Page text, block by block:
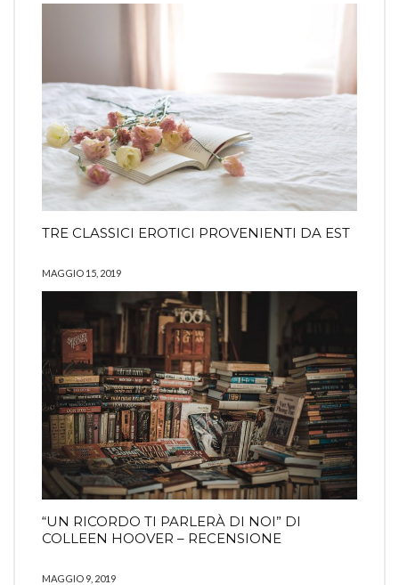
TRE CLASSICI EROTICI PROVENIENTI DA EST
MAGGIO 15, 2019
“UN RICORDO TI PARLERÀ DI NOI” DI
COLLEEN HOOVER – RECENSIONE
MAGGIO 9, 2019